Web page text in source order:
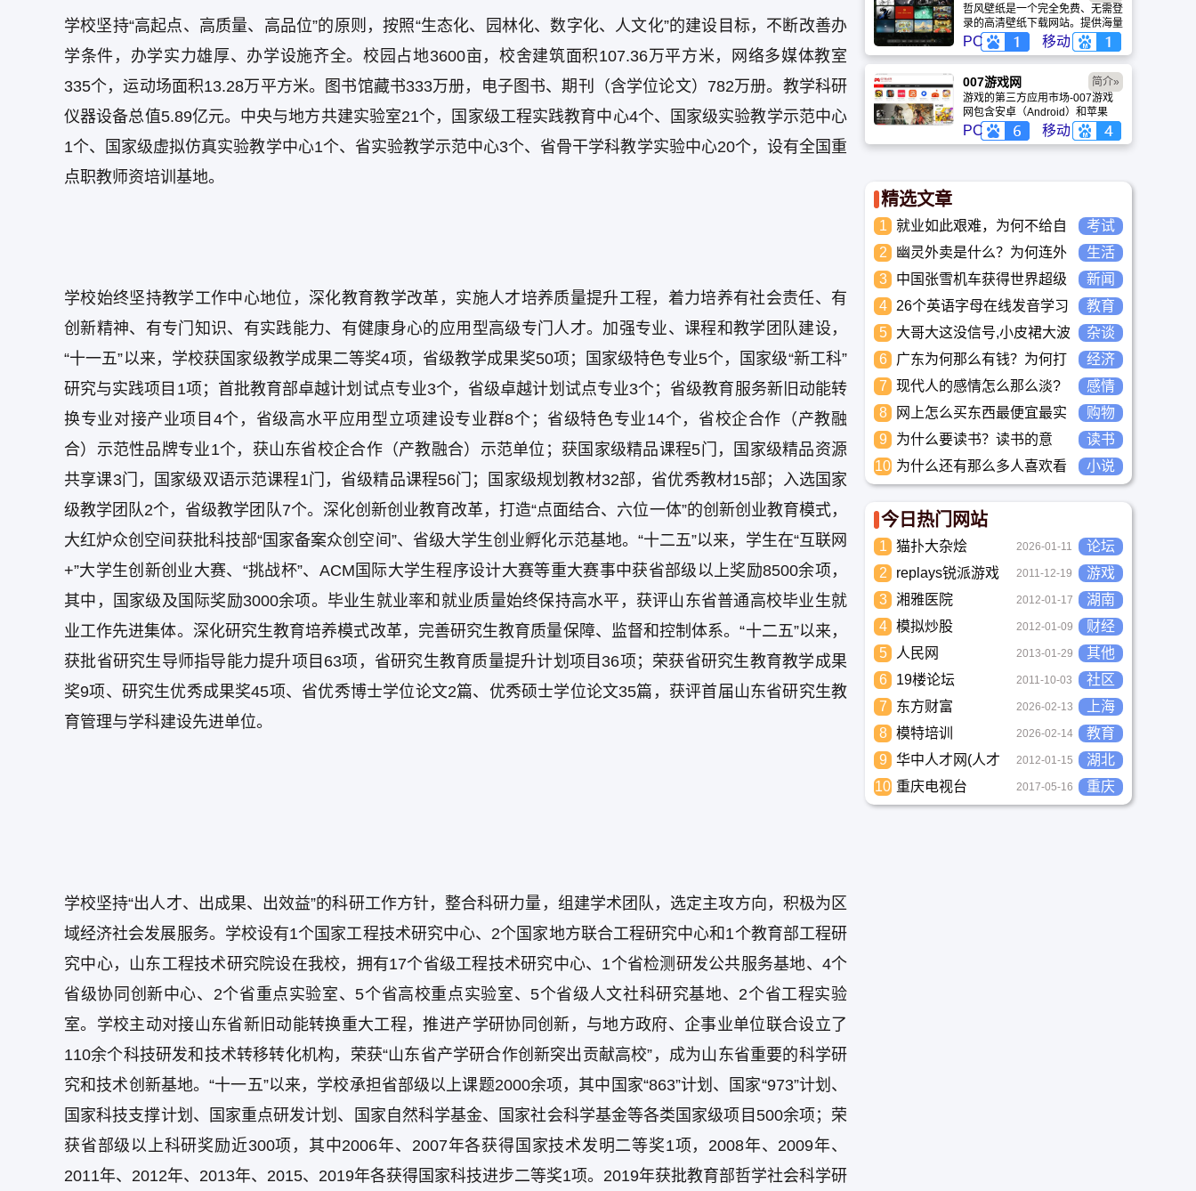
学校坚持“高起点、高质量、高品位”的原则，按照“生态化、园林化、数字化、人文化”的建设目标，不断改善办
学条件，办学实力雄厚、办学设施齐全。校园占地3600亩，校舍建筑面积107.36万平方米，网络多媒体教室
335个，运动场面积13.28万平方米。图书馆藏书333万册，电子图书、期刊（含学位论文）782万册。教学科研
仪器设备总值5.89亿元。中央与地方共建实验室21个，国家级工程实践教育中心4个、国家级实验教学示范中心
1个、国家级虚拟仿真实验教学中心1个、省实验教学示范中心3个、省骨干学科教学实验中心20个，设有全国重
点职教师资培训基地。
学校始终坚持教学工作中心地位，深化教育教学改革，实施人才培养质量提升工程，着力培养有社会责任、有
创新精神、有专门知识、有实践能力、有健康身心的应用型高级专门人才。加强专业、课程和教学团队建设，
“十一五”以来，学校获国家级教学成果二等奖4项，省级教学成果奖50项；国家级特色专业5个，国家级“新工科”
研究与实践项目1项；首批教育部卓越计划试点专业3个，省级卓越计划试点专业3个；省级教育服务新旧动能转
换专业对接产业项目4个，省级高水平应用型立项建设专业群8个；省级特色专业14个，省校企合作（产教融
合）示范性品牌专业1个，获山东省校企合作（产教融合）示范单位；获国家级精品课程5门，国家级精品资源
共享课3门，国家级双语示范课程1门，省级精品课程56门；国家级规划教材32部，省优秀教材15部；入选国家
级教学团队2个，省级教学团队7个。深化创新创业教育改革，打造“点面结合、六位一体”的创新创业教育模式，
大红炉众创空间获批科技部“国家备案众创空间”、省级大学生创业孵化示范基地。“十二五”以来，学生在“互联网
+”大学生创新创业大赛、“挑战杯”、ACM国际大学生程序设计大赛等重大赛事中获省部级以上奖励8500余项，
其中，国家级及国际奖励3000余项。毕业生就业率和就业质量始终保持高水平，获评山东省普通高校毕业生就
业工作先进集体。深化研究生教育培养模式改革，完善研究生教育质量保障、监督和控制体系。“十二五”以来，
获批省研究生导师指导能力提升项目63项，省研究生教育质量提升计划项目36项；荣获省研究生教育教学成果
奖9项、研究生优秀成果奖45项、省优秀博士学位论文2篇、优秀硕士学位论文35篇，获评首届山东省研究生教
育管理与学科建设先进单位。
学校坚持“出人才、出成果、出效益”的科研工作方针，整合科研力量，组建学术团队，选定主攻方向，积极为区
域经济社会发展服务。学校设有1个国家工程技术研究中心、2个国家地方联合工程研究中心和1个教育部工程研
究中心，山东工程技术研究院设在我校，拥有17个省级工程技术研究中心、1个省检测研发公共服务基地、4个
省级协同创新中心、2个省重点实验室、5个省高校重点实验室、5个省级人文社科研究基地、2个省工程实验
室。学校主动对接山东省新旧动能转换重大工程，推进产学研协同创新，与地方政府、企事业单位联合设立了
110余个科技研发和技术转移转化机构，荣获“山东省产学研合作创新突出贡献高校”，成为山东省重要的科学研
究和技术创新基地。“十一五”以来，学校承担省部级以上课题2000余项，其中国家“863”计划、国家“973”计划、
国家科技支撑计划、国家重点研发计划、国家自然科学基金、国家社会科学基金等各类国家级项目500余项；荣
获省部级以上科研奖励近300项，其中2006年、2007年各获得国家技术发明二等奖1项，2008年、2009年、
2011年、2012年、2013年、2015、2019年各获得国家科技进步二等奖1项。2019年获批教育部哲学社会科学研
哲风壁纸是一个完全免费、无需登
录的高清壁纸下载网站。提供海量
4K、8K超清电脑与手机壁纸，涵
盖动漫、风景、赛博朋克等多元风
格。支持动态壁纸与头像制作，国
内访问极速，是美化桌面的首选平
台。
PC 移动
007游戏网
游戏的第三方应用市场-007游戏
网包含安卓（Android）和苹果
（iOS）系统的手机应用、游戏以
及电脑软件的下载服务，还有精心
PC 移动
简介»
精选文章
1
就业如此艰难，为何不给自
己学习考试充电，学一技之
长，胜过万贯家财
考试
2
幽灵外卖是什么？为何连外
卖骑手都看不下去要举报？
生活
3
中国张雪机车获得世界超级
摩托车锦标赛冠军
新闻
4
26个英语字母在线发音学习
_儿童英语启蒙大全
教育
5
大哥大这没信号,小皮裙大波
浪，梁朝伟这是什么歌曲？
杂谈
6
广东为何那么有钱？为何打
工都到广东去，广东连续37
年全国各省GDP第一。
经济
7
现代人的感情怎么那么淡?
未来又应该如何面对这人情
淡如水的局面呢
感情
8
网上怎么买东西最便宜最实
惠?
购物
9
为什么要读书？读书的意
义？怎么教育孩子读书？
读书
10 为什么还有那么多人喜欢看
小说？小说到底有什么魅力
小说
今日热门网站
1 猫扑大杂烩 2026-01-11
论坛
2
replays锐派游戏 2011-12-19
游戏
3
湘雅医院 2012-01-17
湖南
4
模拟炒股 2012-01-09
财经
5
人民网 2013-01-29
其他
6
19楼论坛 2011-10-03
社区
7
东方财富 2026-02-13
上海
8
模特培训 2026-02-14
教育
9
华中人才网(人才
市场)
2012-01-15
湖北
10 重庆电视台 2017-05-16 重庆